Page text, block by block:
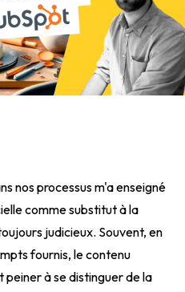
nos processus m'a enseigné
comme substitut à la
judicieux. Souvent, en
fournis, le contenu
à se distinguer de la